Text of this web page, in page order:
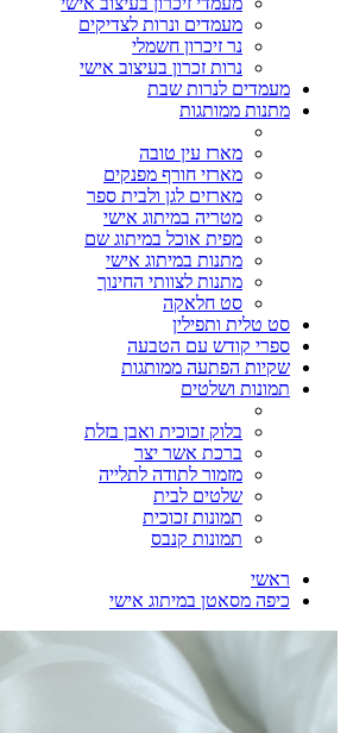
מעמדים ונרות לצדיקים
נר זיכרון חשמלי
נרות זכרון בעיצוב אישי
מעמדים לנרות שבת
מתנות ממותגות
מארז עין טובה
מארזי חורף מפנקים
מארזים לגן ולבית ספר
מטריה במיתוג אישי
מפית אוכל במיתוג שם
מתנות במיתוג אישי
מתנות לצוותי החינוך
סט חלאקה
סט טלית ותפילין
ספרי קודש עם הטבעה
שקיות הפתעה ממותגות
תמונות ושלטים
בלוק זכוכית ואבן בזלת
ברכת אשר יצר
מזמור לתודה לתלייה
שלטים לבית
תמונות זכוכית
תמונות קנבס
ראשי
כיפה מסאטן במיתוג אישי